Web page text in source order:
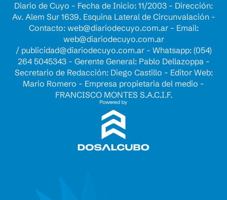
Diario de Cuyo - Fecha de Inicio: 11/2003 - Dirección:
Av. Alem Sur 1639. Esquina Lateral de Circunvalación -
Contacto: web@diariodecuyo.com.ar- Email:
web@diariodecuyo.com.ar
/ publicidad@diariodecuyo.com.ar- Whatsapp: (054)
264 5045343 - Gerente General: Pablo Dellazoppa -
Secretario de Redacción: Diego Castillo - Editor Web:
Mario Romero - Empresa propietaria del medio -
FRANCISCO MONTES S.A.C.I.F.